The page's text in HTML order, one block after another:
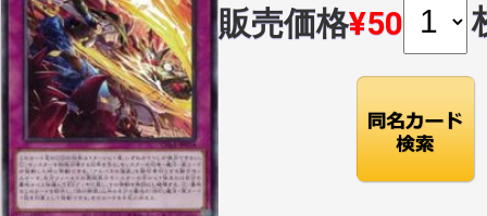
販売価格¥50